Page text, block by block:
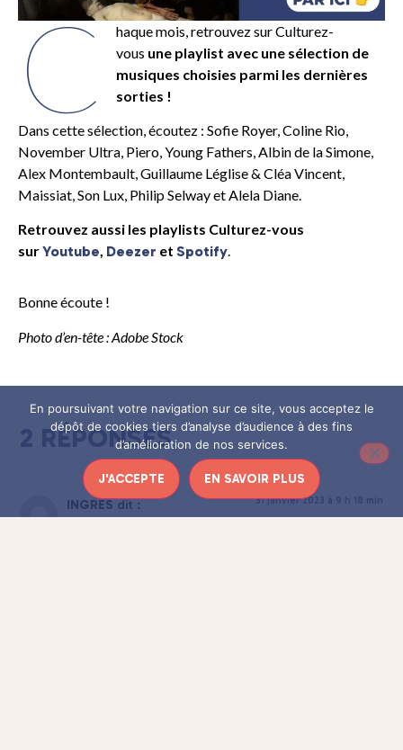
C
haque mois, retrouvez sur Culturez-
vous une playlist avec une sélection de
musiques choisies parmi les dernières
sorties !
Dans cette sélection, écoutez : Sofie Royer, Coline Rio,
November Ultra, Piero, Young Fathers, Albin de la Simone,
Alex Montembault, Guillaume Léglise & Cléa Vincent,
Maissiat, Son Lux, Philip Selway et Alela Diane.
Retrouvez aussi les playlists Culturez-vous
surYoutube, Deezer et Spotify.
Bonne écoute !
Photo d’en-tête : Adobe Stock
2 RÉPONSES
INGRES dit : 31 janvier 2023 à 9 h 18 min
En poursuivant votre navigation sur ce site, vous acceptez le
dépôt de cookies tiers d’analyse d’audience à des fins
d’amélioration de nos services.
J'ACCEPTE EN SAVOIR PLUS